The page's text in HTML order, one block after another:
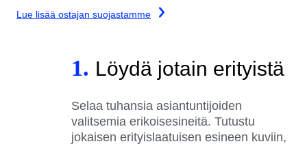
Lue lisää ostajan suojastamme
1. Löydä jotain erityistä
Selaa tuhansia asiantuntijoiden
valitsemia erikoisesineitä. Tutustu
jokaisen erityislaatuisen esineen kuviin,